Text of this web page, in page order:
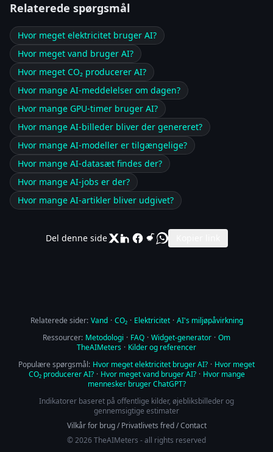
Relaterede spørgsmål
Hvor meget elektricitet bruger AI?
Hvor meget vand bruger AI?
Hvor meget CO₂ producerer AI?
Hvor mange AI-meddelelser om dagen?
Hvor mange GPU-timer bruger AI?
Hvor mange AI-billeder bliver der genereret?
Hvor mange AI-modeller er tilgængelige?
Hvor mange AI-datasæt findes der?
Hvor mange AI-jobs er der?
Hvor mange AI-artikler bliver udgivet?
Del denne side
Relaterede sider: Vand · CO₂ · Elektricitet · AI's miljøpåvirkning
Ressourcer: Metodologi · FAQ · Widget-generator · Om
TheAIMeters · Kilder og referencer
Populære spørgsmål: Hvor meget elektricitet bruger AI? · Hvor meget
CO₂ producerer AI? · Hvor meget vand bruger AI? · Hvor mange
mennesker bruger ChatGPT?
Indikatorer baseret på offentlige kilder, øjebliksbilleder og
gennemsigtige estimater
Vilkår for brug/Privatlivets fred/Contact
© 2026 TheAIMeters - all rights reserved